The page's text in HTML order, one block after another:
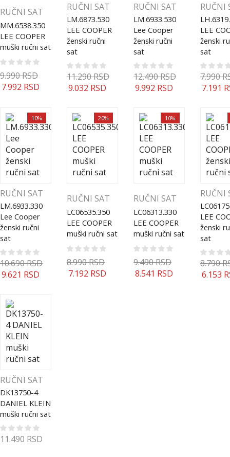
RUČNI SAT
MM.6538.350
LEE COOPER
muški ručni sat
9.990RSD
7.992 RSD
RUČNI SAT
LM.6873.530
LEE COOPER
ženski ručni
sat
11.290RSD
9.032 RSD
RUČNI SAT
LM.6933.530
Lee Cooper
ženski ručni
sat
12.490RSD
9.992 RSD
RUČNI
LEE
ženski
sat
7.990
7.191
10%
RUČNI SAT
LM.6933.330
Lee Cooper
ženski ručni
sat
10.690RSD
9.621 RSD
20%
RUČNI SAT
LC06535.350
LEE COOPER
muški ručni sat
8.990RSD
7.192 RSD
10%
RUČNI SAT
LC06313.330
LEE COOPER
muški ručni sat
9.490RSD
8.541 RSD
RUČNI
LEE
ženski
sat
8.790
6.153
RUČNI SAT
DK13750-4
DANIEL KLEIN
muški ručni sat
11.490 RSD